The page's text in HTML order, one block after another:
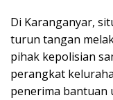
Di Karanganyar,
turun tangan
pihak kepolisian
perangkat
penerima bantuan